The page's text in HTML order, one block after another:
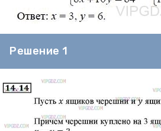
Решение 1